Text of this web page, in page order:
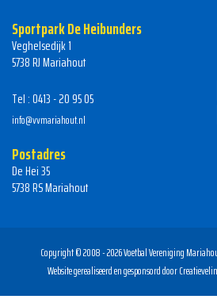
Sportpark De Heibunders
Veghelsedijk 1
5738 RJ Mariahout
Tel : 0413 - 20 95 05
info@vvmariahout.nl
Postadres
De Hei 35
5738 RS Mariahout
Copyright © 2008 - 2026 Voetbal Vereniging
Website gerealiseerd en gesponsord door